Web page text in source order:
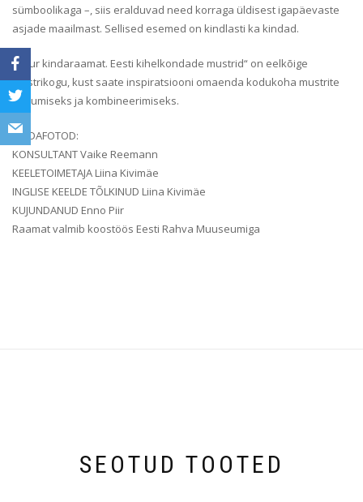
sümboolikaga –, siis eralduvad need korraga üldisest igapäevaste
asjade maailmast. Sellised esemed on kindlasti ka kindad.
„Suur kindaraamat. Eesti kihelkondade mustrid“ on eelkõige
mustrikogu, kust saate inspiratsiooni omaenda kodukoha mustrite
kudumiseks ja kombineerimiseks.
KINDAFOTOD:
KONSULTANT Vaike Reemann
KEELETOIMETAJA Liina Kivimäe
INGLISE KEELDE TÕLKINUD Liina Kivimäe
KUJUNDANUD Enno Piir
Raamat valmib koostöös Eesti Rahva Muuseumiga
SEOTUD TOOTED